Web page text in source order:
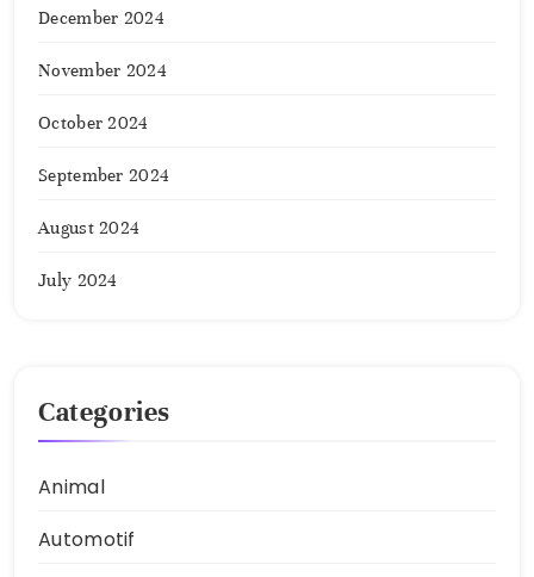
December 2024
November 2024
October 2024
September 2024
August 2024
July 2024
Categories
Animal
Automotif